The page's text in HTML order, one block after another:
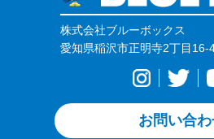
株式会社ブルーボックス
愛知県稲沢市正明寺2丁目16-
お問い合